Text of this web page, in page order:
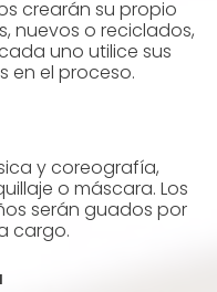
crearán su propio
nuevos o reciclados,
uno utilice sus
en el proceso.
y coreografía,
o máscara. Los
serán guados por
cargo.